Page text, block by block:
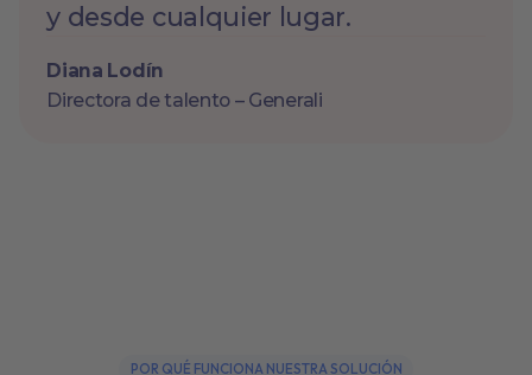
y desde cualquier lugar.
Diana Lodín
Directora de talento – Generali
POR QUÉ FUNCIONA NUESTRA SOLUCIÓN